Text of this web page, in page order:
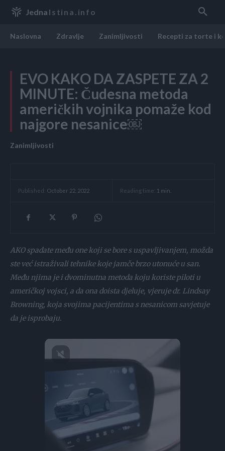
Jedna Istina.info
Naslovna Zdravlje Zanimljivosti Recepti za torte i
EVO KAKO DA ZASPETE ZA 2
MINUTE: Čudesna metoda
američkih vojnika pomaže kod
najgore nesanice￼
Zanimljivosti
Published: October 22, 2022 Reading time: 1 min.
AKO spadate među one koji se bore s uspavljivanjem, možda
ste već istraživali tehnike koje jamče brzo utonuće u san.
Među njima je i dvominutna metoda koju koriste piloti u
američkoj vojsci, a da ona doista djeluje, vjeruje dr. Lindsay
Browning, koja svojima pacijentima s nesanicom savjetuje
da je isprobaju.